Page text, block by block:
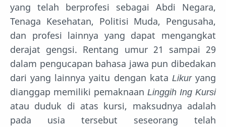
yang telah berprofesi sebagai Abdi Negara,
Tenaga Kesehatan, Politisi Muda, Pengusaha,
dan profesi lainnya yang dapat mengangkat
derajat gengsi. Rentang umur 21 sampai 29
dalam pengucapan bahasa jawa pun dibedakan
dari yang lainnya yaitu dengan kata Likuryang
dianggap memiliki pemaknaan Linggih Ing Kursi
atau duduk di atas kursi, maksudnya adalah
pada usia tersebut seseorang telah